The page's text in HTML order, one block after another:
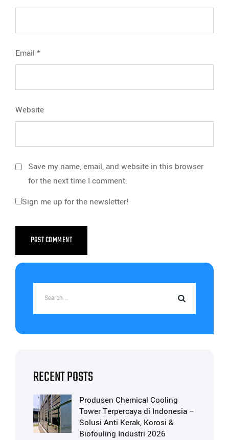
Email *
Website
Save my name, email, and website in this browser
for the next time I comment.
Sign me up for the newsletter!
RECENT POSTS
Produsen Chemical Cooling
Tower Terpercaya di Indonesia –
Solusi Anti Kerak, Korosi &
Biofouling Industri 2026